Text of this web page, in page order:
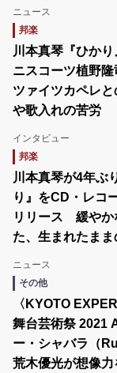
ニュース
邦楽
川本真琴『ひか
ニスコーツ植野
ツァイツカペレ
や歌入れの苦労
インタビュー
邦楽
川本真琴が4年ぶ
り』をCD・レコ
リリース 緩やか
た、生まれたまま
ニュース
その他
〈KYOTO
舞台芸術祭 2021
ー・シャバラ（
荒木優光が想像力